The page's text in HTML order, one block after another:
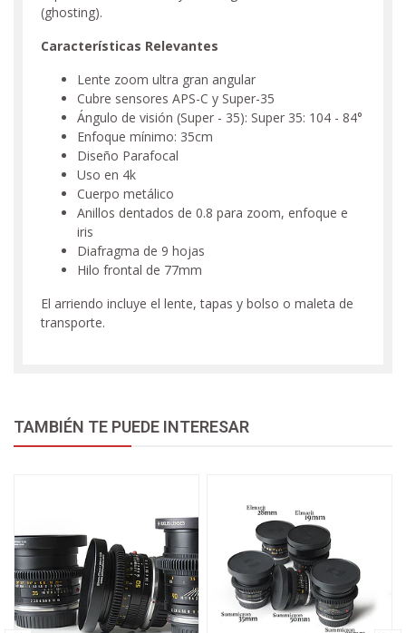
(ghosting).
Características Relevantes
Lente zoom ultra gran angular
Cubre sensores APS-C y Super-35
Ángulo de visión (Super - 35): Super 35: 104 - 84°
Enfoque mínimo: 35cm
Diseño Parafocal
Uso en 4k
Cuerpo metálico
Anillos dentados de 0.8 para zoom, enfoque e
iris
Diafragma de 9 hojas
Hilo frontal de 77mm
El arriendo incluye el lente, tapas y bolso o maleta de
transporte.
TAMBIÉN TE PUEDE INTERESAR